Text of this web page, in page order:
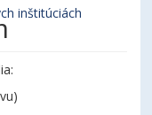
inštitúciách